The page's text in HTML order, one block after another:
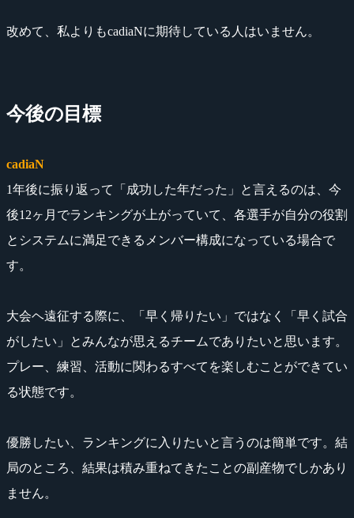
改めて、私よりもcadiaNに期待している人はいません。
今後の目標
cadiaN
1年後に振り返って「成功した年だった」と言えるのは、今
後12ヶ月でランキングが上がっていて、各選手が自分の役割
とシステムに満足できるメンバー構成になっている場合で
す。
大会ヘ遠征する際に、「早く帰りたい」ではなく「早く試合
がしたい」とみんなが思えるチームでありたいと思います。
プレー、練習、活動に関わるすべてを楽しむことができてい
る状態です。
優勝したい、ランキングに入りたいと言うのは簡単です。結
局のところ、結果は積み重ねてきたことの副産物でしかあり
ません。